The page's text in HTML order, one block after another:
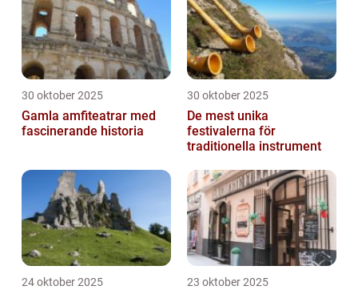
30 oktober 2025
Gamla amfiteatrar med
fascinerande historia
30 oktober 2025
De mest unika
festivalerna för
traditionella instrument
24 oktober 2025 23 oktober 2025